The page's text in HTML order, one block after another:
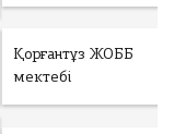
Қорғантұз ЖОББ
мектебі